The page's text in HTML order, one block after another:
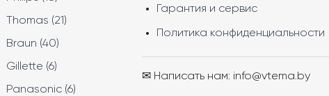
Thomas (21)
Braun (40)
Gillette (6)
Panasonic (6)
Гарантия и сервис
Политика конфиденциальности
✉ Написать нам: info@vtema.by